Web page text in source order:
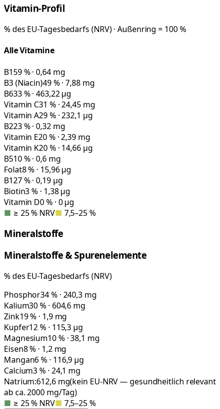
Vitamin-Profil
% des EU-Tagesbedarfs (NRV) · Außenring = 100 %
Alle Vitamine
B159 % · 0,64 mg
B3 (Niacin)49 % · 7,88 mg
B633 % · 463,22 µg
Vitamin C31 % · 24,45 mg
Vitamin A29 % · 232,1 µg
B223 % · 0,32 mg
Vitamin E20 % · 2,39 mg
Vitamin K20 % · 14,66 µg
B510 % · 0,6 mg
Folat8 % · 15,96 µg
B127 % · 0,19 µg
Biotin3 % · 1,38 µg
Vitamin D0 % · 0 µg
■ ≥ 25 % NRV■ 7,5–25 %
Mineralstoffe
Mineralstoffe & Spurenelemente
% des EU-Tagesbedarfs (NRV)
Phosphor34 % · 240,3 mg
Kalium30 % · 604,6 mg
Zink19 % · 1,9 mg
Kupfer12 % · 115,3 µg
Magnesium10 % · 38,1 mg
Eisen8 % · 1,2 mg
Mangan6 % · 116,9 µg
Calcium3 % · 24,1 mg
Natrium:612,6mg(kein EU-NRV — gesundheitlich relevant
ab ca. 2000 mg/Tag)
■ ≥ 25 % NRV■ 7,5–25 %